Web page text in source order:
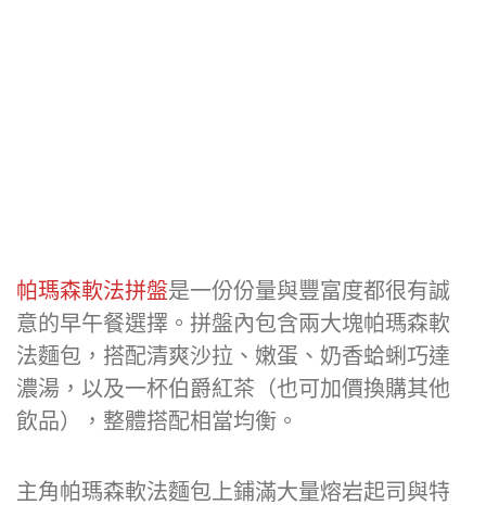
帕瑪森軟法拼盤是一份份量與豐富度都很有誠
意的早午餐選擇。拼盤內包含兩大塊帕瑪森軟
法麵包，搭配清爽沙拉、嫩蛋、奶香蛤蜊巧達
濃湯，以及一杯伯爵紅茶（也可加價換購其他
飲品），整體搭配相當均衡。
主角帕瑪森軟法麵包上鋪滿大量熔岩起司與特